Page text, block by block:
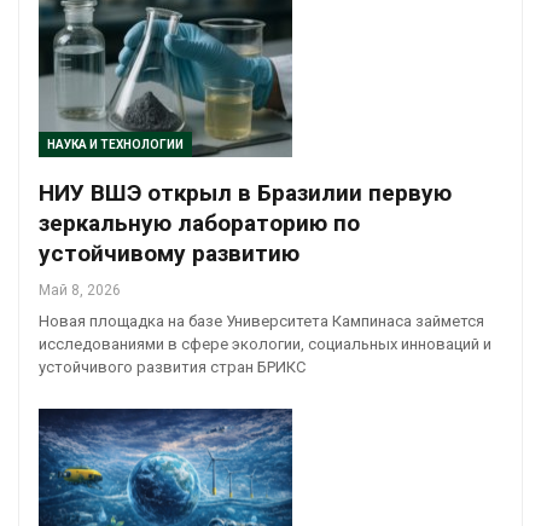
НАУКА И ТЕХНОЛОГИИ
НИУ ВШЭ открыл в Бразилии первую
зеркальную лабораторию по
устойчивому развитию
Май 8, 2026
Новая площадка на базе Университета Кампинаса займется
исследованиями в сфере экологии, социальных инноваций и
устойчивого развития стран БРИКС